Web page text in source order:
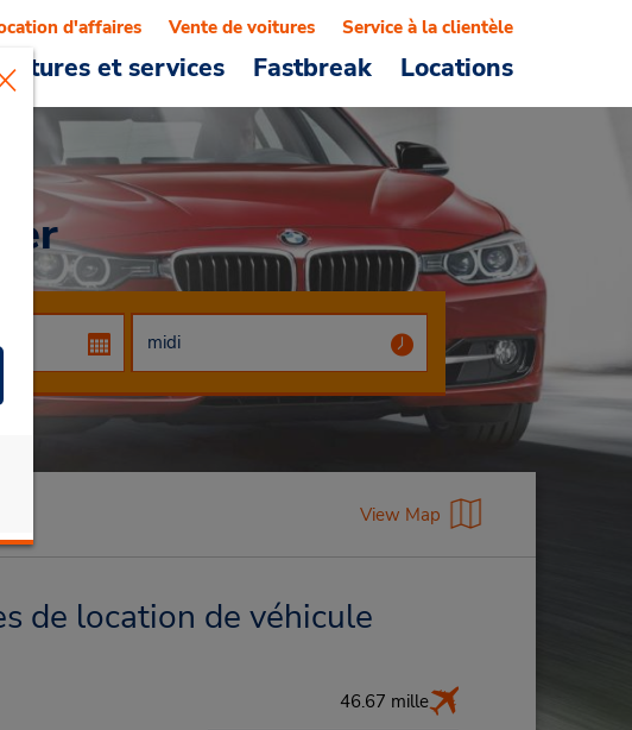
et services Fastbreak Locations
d'affaires Vente de voitures Service à la clientèle
View Map
de location de véhicule
46.67 mille